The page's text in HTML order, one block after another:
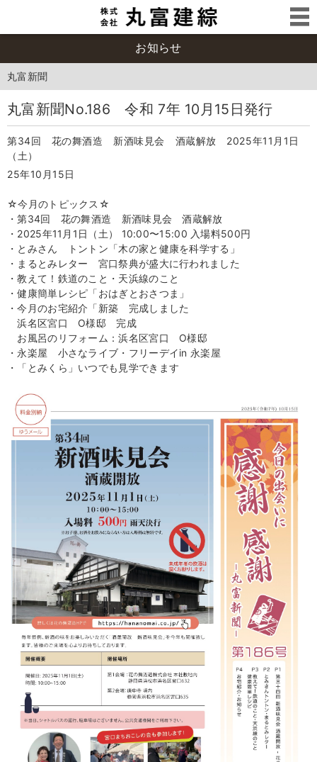
お知らせ
丸富新聞
丸富新聞No.186 令和 7年 10月15日発行
第34回 花の舞酒造 新酒味見会 酒蔵解放 2025年11月1日
（土）
25年10月15日
☆今月のトピックス☆
・第34回 花の舞酒造 新酒味見会 酒蔵解放
・2025年11月1日（土） 10:00〜15:00 入場料500円
・とみさん トントン「木の家と健康を科学する」
・まるとみレター 宮口祭典が盛大に行われました
・教えて！鉄道のこと・天浜線のこと
・健康簡単レシピ「おはぎとおさつま」
・今月のお宅紹介「新築 完成しました
浜名区宮口 O様邸 完成
お風呂のリフォーム：浜名区宮口 O様邸
・永楽屋 小さなライブ・フリーデイin 永楽屋
・「とみくら」いつでも見学できます